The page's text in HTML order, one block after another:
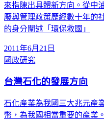
來指陳出具體新方向。從中
廢與管理政策歷經數十年的
的身分闡述「環保救國」
2011年6月21日
國政研究
台灣石化的發展方向
石化產業為我國三大兆元產
幣，為我國相當重要的產業